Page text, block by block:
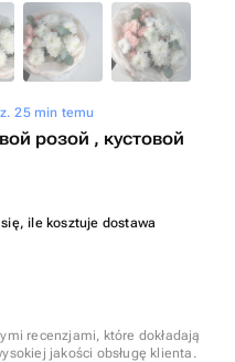
25 min temu
розой , кустовой
ile kosztuje dostawa
recenzjami, które dokładają
jakości obsługę klienta.